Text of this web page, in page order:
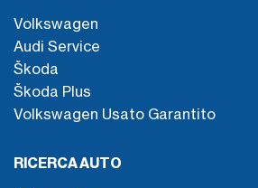
Volkswagen
Audi Service
Škoda
Škoda Plus
Volkswagen Usato Garantito
RICERCA AUTO